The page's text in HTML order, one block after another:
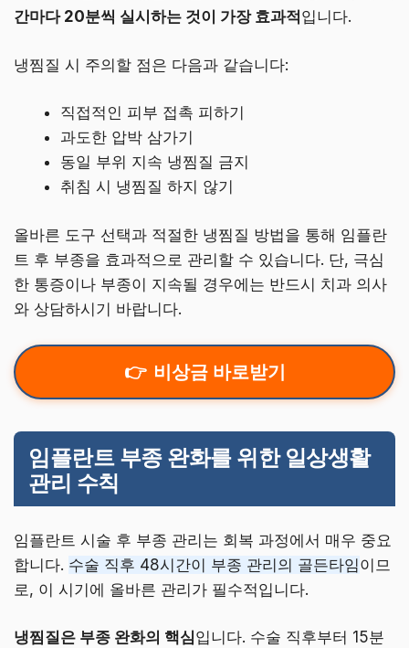
간마다 20분씩 실시하는 것이 가장 효과적 입니다.
냉찜질 시 주의할 점은 다음과 같습니다:
직접적인 피부 접촉 피하기
과도한 압박 삼가기
동일 부위 지속 냉찜질 금지
취침 시 냉찜질 하지 않기
올바른 도구 선택과 적절한 냉찜질 방법을 통해 임플란
트 후 부종을 효과적으로 관리할 수 있습니다. 단, 극심
한 통증이나 부종이 지속될 경우에는 반드시 치과 의사
와 상담하시기 바랍니다.
비상금 바로받기
임플란트 부종 완화를 위한 일상생활
관리 수칙
임플란트 시술 후 부종 관리는 회복 과정에서 매우 중요
합니다. 수술 직후 48시간이 부종 관리의 골든타임이므
로, 이 시기에 올바른 관리가 필수적입니다.
냉찜질은 부종 완화의 핵심입니다. 수술 직후부터 15분